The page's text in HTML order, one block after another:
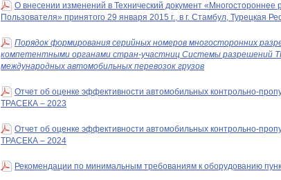
О внесении изменений в Технический документ
Пользователя» принятого 29 января 2015 г., в г. Стамбул, Турецкая
Порядок формирования серийных номеров многосторонних
компетентными органами стран-участниц Системы разрешений
международных автомобильных перевозок грузов
Отчет об оценке эффективности автомобильных контрольно-
ТРАСЕКА – 2023
Отчет об оценке эффективности автомобильных контрольно-
ТРАСЕКА – 2024
Рекомендации по минимальным требованиям к оборудованию